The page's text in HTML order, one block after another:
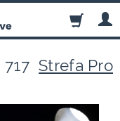
717Strefa Pro